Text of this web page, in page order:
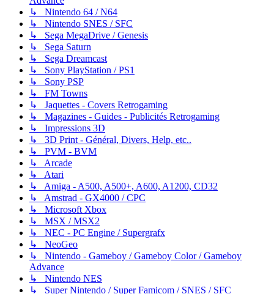
↳ Nintendo 64 / N64
↳ Nintendo SNES / SFC
↳ Sega MegaDrive / Genesis
↳ Sega Saturn
↳ Sega Dreamcast
↳ Sony PlayStation / PS1
↳ Sony PSP
↳ FM Towns
↳ Jaquettes - Covers Retrogaming
↳ Magazines - Guides - Publicités Retrogaming
↳ Impressions 3D
↳ 3D Print - Général, Divers, Help, etc..
↳ PVM - BVM
↳ Arcade
↳ Atari
↳ Amiga - A500, A500+, A600, A1200, CD32
↳ Amstrad - GX4000 / CPC
↳ Microsoft Xbox
↳ MSX / MSX2
↳ NEC - PC Engine / Supergrafx
↳ NeoGeo
↳ Nintendo - Gameboy / Gameboy Color / Gameboy
Advance
↳ Nintendo NES
↳ Super Nintendo / Super Famicom / SNES / SFC